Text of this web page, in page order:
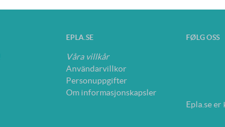
EPLA.SE
Våra villkår
Användarvillkor
Personuppgifter
Om informasjonskapsler
FØLG OSS
Epla.se